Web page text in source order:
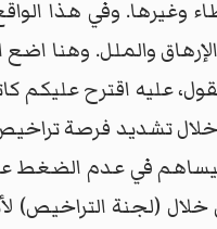
وغيرها. وفي هذا
والملل. وهنا اضع
عليه اقترح عليكم
في عدم الضغط
(لجنة التراخيص)